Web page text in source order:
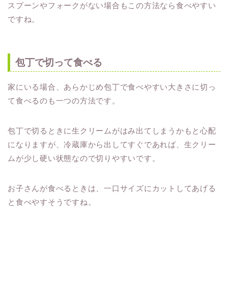
スプーンやフォークがない場合もこの方法なら食べやすい
ですね。
包丁で切って食べる
家にいる場合、あらかじめ包丁で食べやすい大きさに切っ
て食べるのも一つの方法です。
包丁で切るときに生クリームがはみ出てしまうかもと心配
になりますが、冷蔵庫から出してすぐであれば、生クリー
ムが少し硬い状態なので切りやすいです。
お子さんが食べるときは、一口サイズにカットしてあげる
と食べやすそうですね。